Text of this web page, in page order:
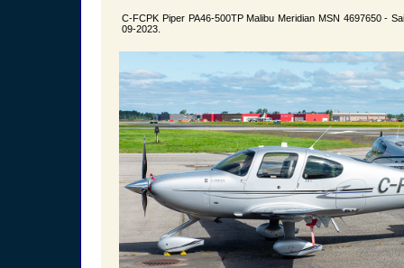
C-FCPK Piper PA46-500TP Malibu Meridian MSN 4697650 -
09-2023.